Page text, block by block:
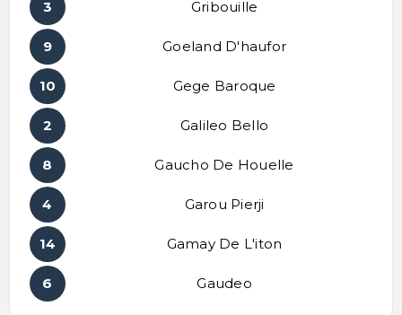
3 Gribouille
9 Goeland D'haufor
10 Gege Baroque
2 Galileo Bello
8 Gaucho De Houelle
4 Garou Pierji
14 Gamay De L'iton
6 Gaudeo